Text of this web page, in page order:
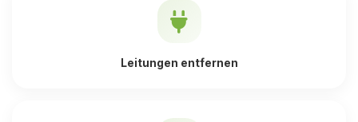
Leitungen entfernen